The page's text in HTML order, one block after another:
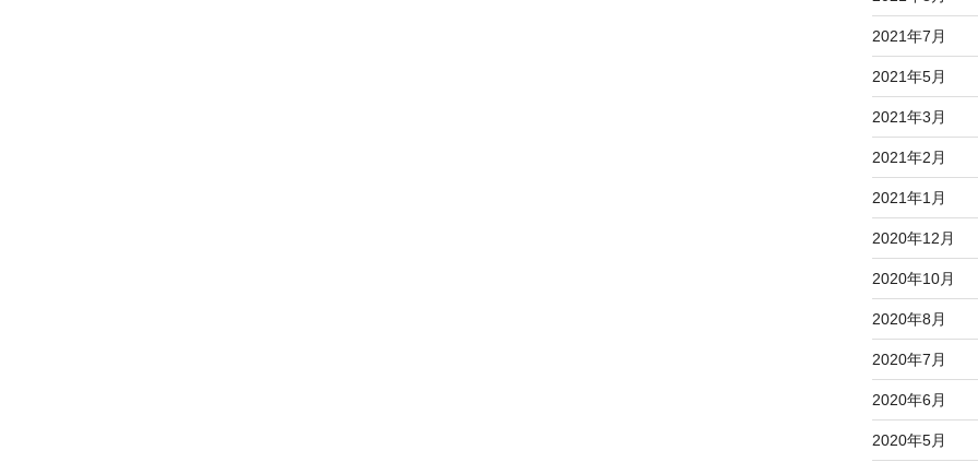
2021年7月
2021年5月
2021年3月
2021年2月
2021年1月
2020年12月
2020年10月
2020年8月
2020年7月
2020年6月
2020年5月